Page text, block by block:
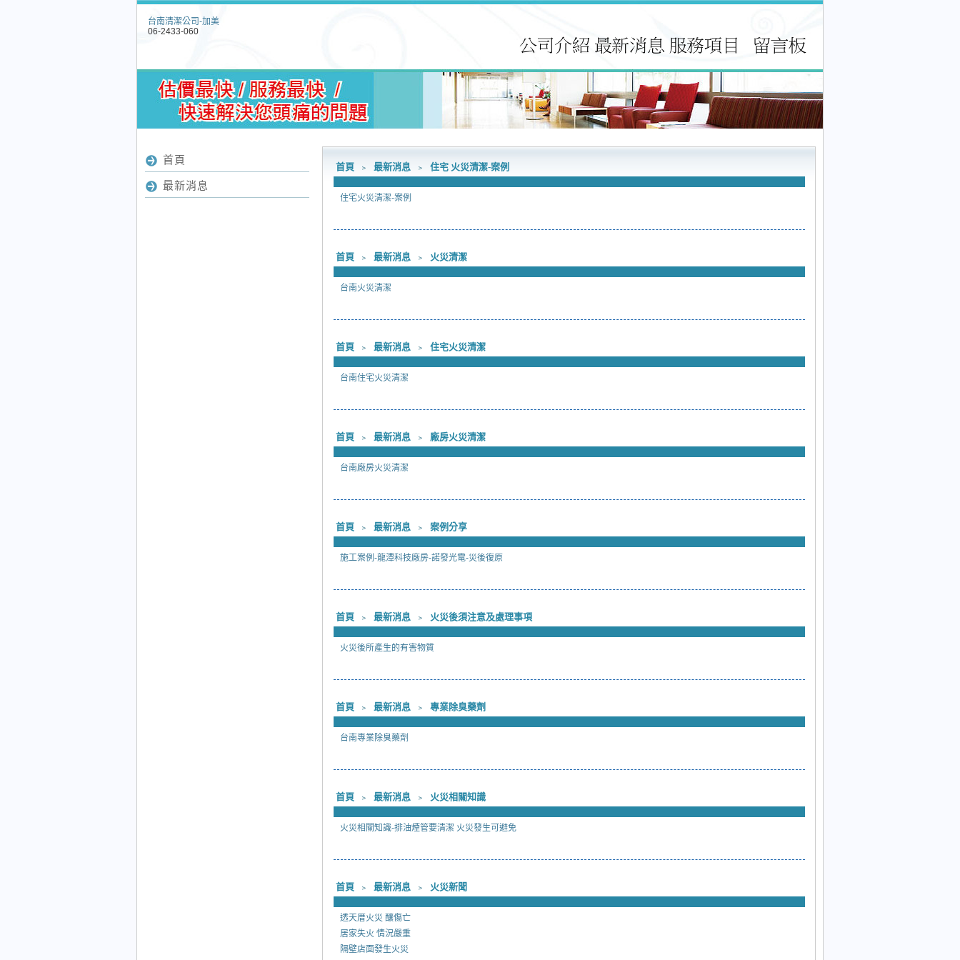
台南清潔公司-加美
06-2433-060
首頁 ﹥ 最新消息 ﹥ 住宅 火災清潔-案例
住宅火災清潔-案例
首頁 ﹥ 最新消息 ﹥ 火災清潔
台南火災清潔
首頁 ﹥ 最新消息 ﹥ 住宅火災清潔
台南住宅火災清潔
首頁 ﹥ 最新消息 ﹥ 廠房火災清潔
台南廠房火災清潔
首頁 ﹥ 最新消息 ﹥ 案例分享
施工案例-龍潭科技廠房-諾發光電-災後復原
首頁 ﹥ 最新消息 ﹥ 火災後須注意及處理事項
火災後所產生的有害物質
首頁 ﹥ 最新消息 ﹥ 專業除臭藥劑
台南專業除臭藥劑
首頁 ﹥ 最新消息 ﹥ 火災相關知識
火災相關知識-排油煙管要清潔 火災發生可避免
首頁 ﹥ 最新消息 ﹥ 火災新聞
透天厝火災 釀傷亡
居家失火 情況嚴重
隔壁店面發生火災
首頁
最新消息